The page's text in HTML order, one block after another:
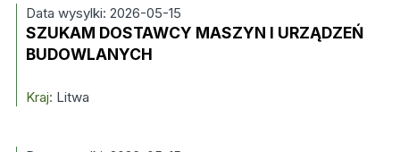
Data wysylki: 2026-05-15
SZUKAM DOSTAWCY MASZYN I URZĄDZEŃ
BUDOWLANYCH
Kraj: Litwa